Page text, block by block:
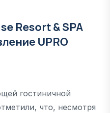
Resort & SPA
UPRO
гостиничной
что, несмотря